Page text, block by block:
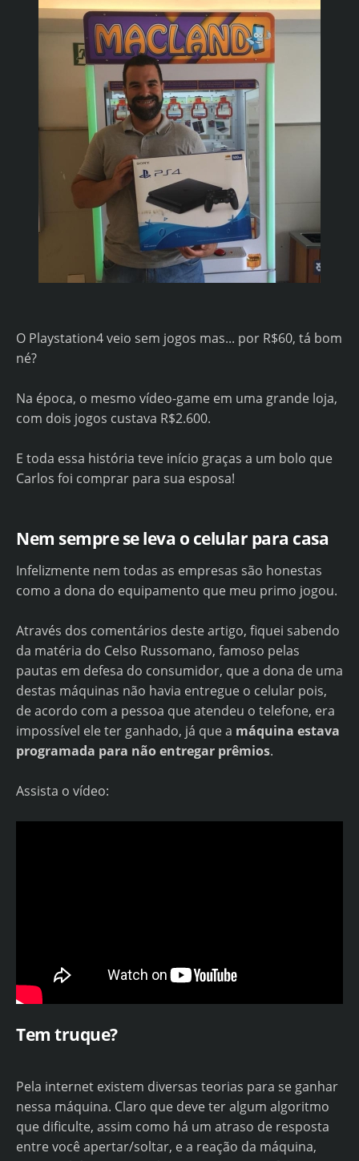
O Playstation4 veio sem jogos mas... por R$60, tá bom
né?
Na época, o mesmo vídeo-game em uma grande loja,
com dois jogos custava R$2.600.
E toda essa história teve início graças a um bolo que
Carlos foi comprar para sua esposa!
Nem sempre se leva o celular para casa
Infelizmente nem todas as empresas são honestas
como a dona do equipamento que meu primo jogou.
Através dos comentários deste artigo, fiquei sabendo
da matéria do Celso Russomano, famoso pelas
pautas em defesa do consumidor, que a dona de uma
destas máquinas não havia entregue o celular pois,
de acordo com a pessoa que atendeu o telefone, era
impossível ele ter ganhado, já que a máquina estava
programada para não entregar prêmios.
Assista o vídeo:
Tem truque?
Pela internet existem diversas teorias para se ganhar
nessa máquina. Claro que deve ter algum algoritmo
que dificulte, assim como há um atraso de resposta
entre você apertar/soltar, e a reação da máquina,